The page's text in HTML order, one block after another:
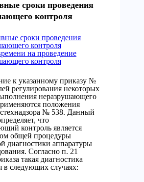
сроки проведения
контроля
сроки проведения
контроля
на проведение
контроля
к указанному приказу №
регулирования некоторых
неразрушающего
положения
№ 538. Данный
что
контроль является
общей процедуры
диагностики аппаратуры
Согласно п. 21
такая диагностика
в следующих случаях: